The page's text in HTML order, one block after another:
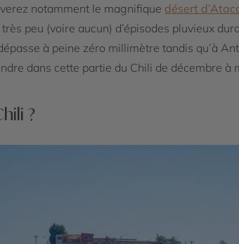
notamment le magnifique désert
peu (voire aucun) d’épisodes pluvieux
à peine zéro millimètre tandis qu’à
dans cette partie du Chili de décembre à
?